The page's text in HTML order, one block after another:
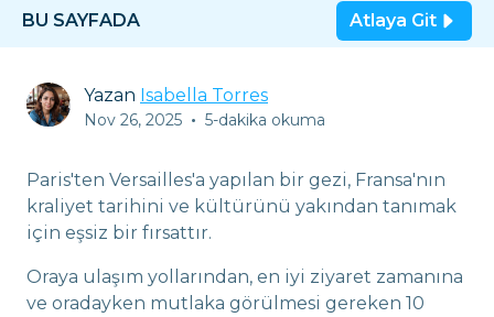
BU SAYFADA Atlaya Git
Yazan Isabella Torres
Nov 26, 2025 • 5-dakika okuma
Paris'ten Versailles'a yapılan bir gezi, Fransa'nın
kraliyet tarihini ve kültürünü yakından tanımak
için eşsiz bir fırsattır.
Oraya ulaşım yollarından, en iyi ziyaret zamanına
ve oradayken mutlaka görülmesi gereken 10